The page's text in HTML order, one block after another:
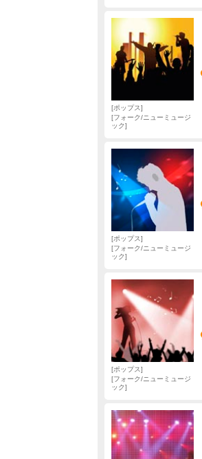
ポップス
フォーク/ニューミュージ
ック
ポップス
フォーク/ニューミュージ
ック
ポップス
フォーク/ニューミュージ
ック